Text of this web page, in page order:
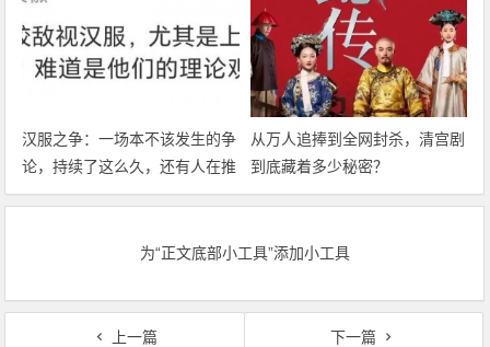
汉服之争：一场本不该发生的争
论，持续了这么久，还有人在推
波助澜！
从万人追捧到全网封杀，清宫剧
到底藏着多少秘密？
为“正文底部小工具”添加小工具
上一篇
下一篇